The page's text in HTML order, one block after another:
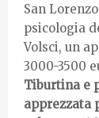
San
psicologia
Volsci, un
3000-3500
Tiburtina e
apprezzata